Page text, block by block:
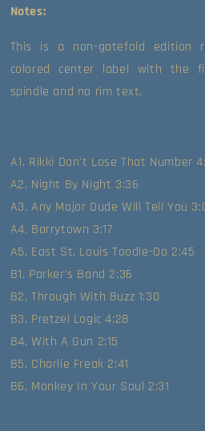
Notes:
This is a non-gatefold edition
colored center label with the
spindle and no rim text.
A1. Rikki Don't Lose That Number
A2. Night By Night 3:36
A3. Any Major Dude Will Tell You
A4. Barrytown 3:17
A5. East St. Louis Toodle-Oo 2:45
B1. Parker's Band 2:36
B2. Through With Buzz 1:30
B3. Pretzel Logic 4:28
B4. With A Gun 2:15
B5. Charlie Freak 2:41
B6. Monkey In Your Soul 2:31